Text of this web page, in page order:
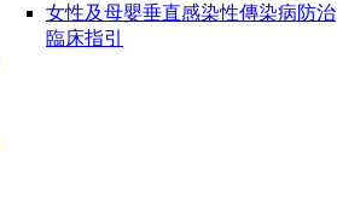
女性及母嬰垂直感染性傳染病防治
臨床指引